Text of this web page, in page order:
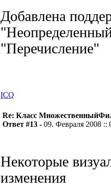
Добавлена
"Перечисление"
ICQ
Re: Класс
Ответ #13 - 09. Февраля 2008 ::
Некоторые
изменения